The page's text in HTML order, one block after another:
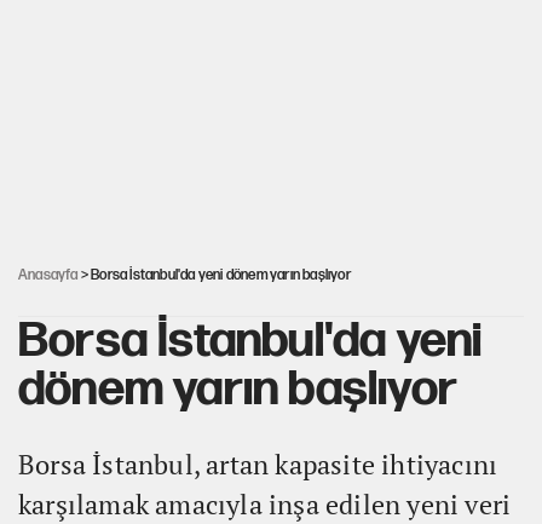
Anasayfa > Borsa İstanbul'da yeni dönem yarın başlıyor
Borsa İstanbul'da yeni
dönem yarın başlıyor
Borsa İstanbul, artan kapasite ihtiyacını
karşılamak amacıyla inşa edilen yeni veri